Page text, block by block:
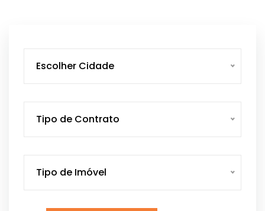
Escolher Cidade
Tipo de Contrato
Tipo de Imóvel